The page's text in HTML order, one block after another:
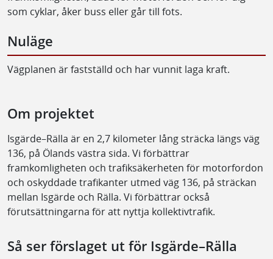
som cyklar, åker buss eller går till fots.
Nuläge
Vägplanen är fastställd och har vunnit laga kraft.
Om projektet
Isgärde–Rälla är en 2,7 kilometer lång sträcka längs väg
136, på Ölands västra sida. Vi förbättrar
framkomligheten och trafiksäkerheten för motorfordon
och oskyddade trafikanter utmed väg 136, på sträckan
mellan Isgärde och Rälla. Vi förbättrar också
förutsättningarna för att nyttja kollektivtrafik.
Så ser förslaget ut för Isgärde–Rälla